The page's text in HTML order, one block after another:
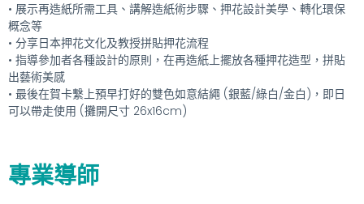
• 展示再造紙所需工具、講解造紙術步驟、押花設計美學、轉化環保
概念等
• 分享日本押花文化及教授拼貼押花流程
• 指導參加者各種設計的原則，在再造紙上擺放各種押花造型，拼貼
出藝術美感
• 最後在賀卡繫上預早打好的雙色如意結繩 (銀藍/綠白/金白)，即日
可以帶走使用 (攤開尺寸 26x16cm)
專業導師